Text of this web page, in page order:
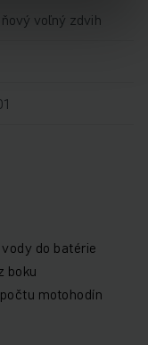
voľný zdvih
do batérie
boku
motohodín